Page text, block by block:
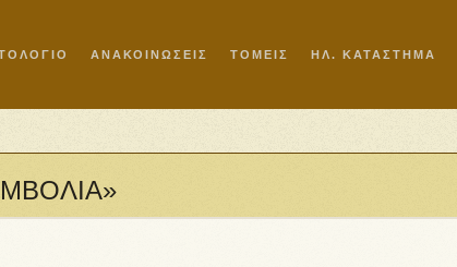
ΑΝΑΚΟΙΝΩΣΕΙΣ ΤΟΜΕΙΣ ΗΛ. ΚΑΤΑΣΤΗΜΑ